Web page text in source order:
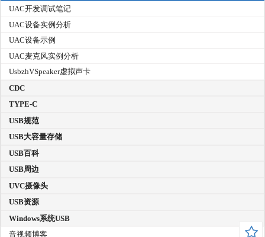
UAC开发调试笔记
UAC设备实例分析
UAC设备示例
UAC麦克风实例分析
UsbzhVSpeaker虚拟声卡
CDC
TYPE-C
USB规范
USB大容量存储
USB百科
USB周边
UVC摄像头
USB资源
Windows系统USB
音视频博客